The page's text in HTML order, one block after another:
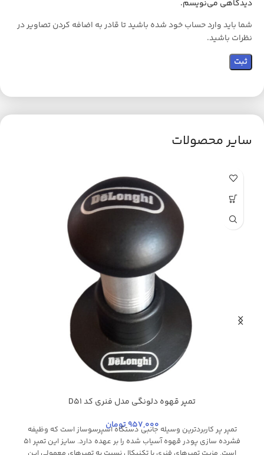
دیدگاهی می‌نویسم.
شما باید وارد حساب خود شده باشید تا قادر به اضافه کردن تصاویر در
نظرات باشید.
سایر محصولات
تمپر قهوه دلونگی مدل فنری کد D51
957,000 تومان
تمپر پر کاربردترین وسیله جانبی دستگاه اسپرسوساز است که وظیفه
فشرده سازی پودر قهوه آسیاب شده را بر عهده دارد. سایز این تمپر 51